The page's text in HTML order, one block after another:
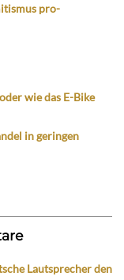
pro-
wie das E-Bike
in geringen
Lautsprecher den